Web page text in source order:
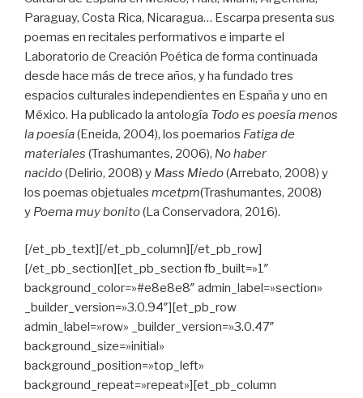
Paraguay, Costa Rica, Nicaragua… Escarpa presenta sus
poemas en recitales performativos e imparte el
Laboratorio de Creación Poética de forma continuada
desde hace más de trece años, y ha fundado tres
espacios culturales independientes en España y uno en
México. Ha publicado la antología Todo es poesía menos
la poesía(Eneida, 2004), los poemarios Fatiga de
materiales (Trashumantes, 2006), No haber
nacido(Delirio, 2008) y Mass Miedo(Arrebato, 2008) y
los poemas objetuales mcetpm(Trashumantes, 2008)
y Poema muy bonito(La Conservadora, 2016).
[/et_pb_text][/et_pb_column][/et_pb_row]
[/et_pb_section][et_pb_section fb_built=»1″
background_color=»#e8e8e8″ admin_label=»section»
_builder_version=»3.0.94″][et_pb_row
admin_label=»row» _builder_version=»3.0.47″
background_size=»initial»
background_position=»top_left»
background_repeat=»repeat»][et_pb_column